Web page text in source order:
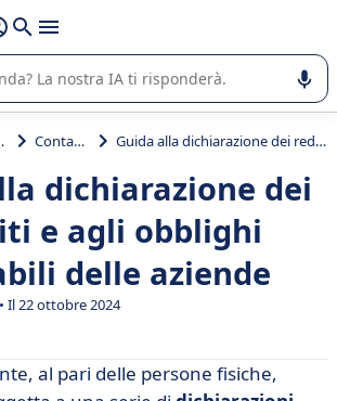
nell'utilizzo o nella scelta di un
vostra azienda.
Contabilità Guida alla dichiarazione dei redditi e agli obblighi contabili delle aziende
dichiarazione dei
e agli obblighi
delle aziende
Il 22 ottobre 2024
dei redditi di un'azienda?
al pari delle persone fisiche,